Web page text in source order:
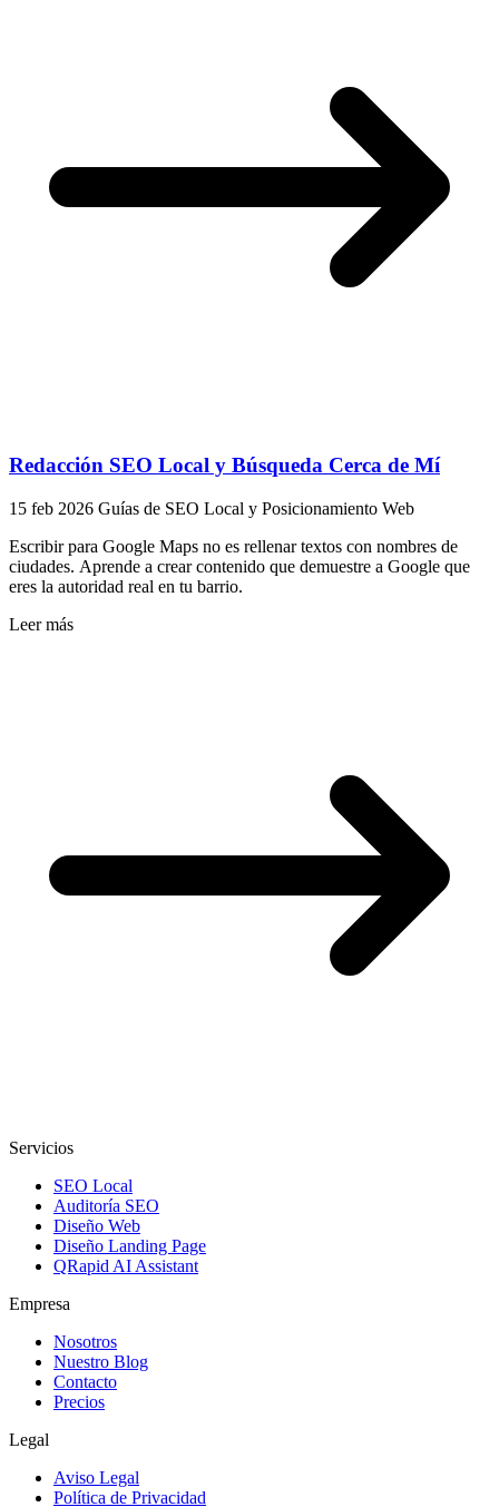
Redacción SEO Local y Búsqueda Cerca de Mí
15 feb 2026 Guías de SEO Local y Posicionamiento Web
Escribir para Google Maps no es rellenar textos con nombres de
ciudades. Aprende a crear contenido que demuestre a Google que
eres la autoridad real en tu barrio.
Leer más
Servicios
SEO Local
Auditoría SEO
Diseño Web
Diseño Landing Page
QRapid AI Assistant
Empresa
Nosotros
Nuestro Blog
Contacto
Precios
Legal
Aviso Legal
Política de Privacidad